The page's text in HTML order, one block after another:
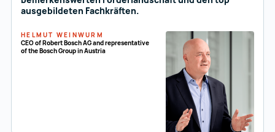
ausgebildeten Fachkräften.
HELMUT WEINWURM
CEO of Robert Bosch AG and representative
of the Bosch Group in Austria